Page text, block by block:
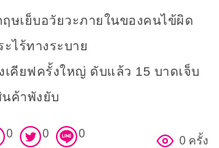
ษเย็บอวัยวะภายในของคนไข้ผิด
ไร้ทางระบาย
เคียฟครั้งใหญ่ ดับแล้ว 15 บาดเจ็บ
ค้าพังยับ
0 0 0
0 ครั้ง